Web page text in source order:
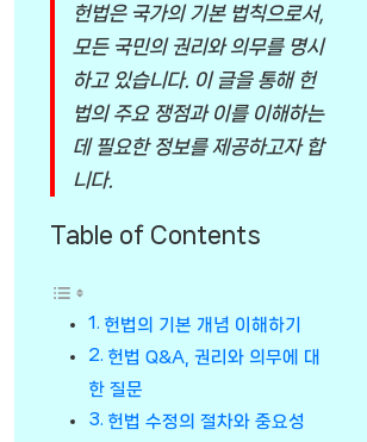
헌법은 국가의 기본 법칙으로서,
모든 국민의 권리와 의무를 명시
하고 있습니다. 이 글을 통해 헌
법의 주요 쟁점과 이를 이해하는
데 필요한 정보를 제공하고자 합
니다.
Table of Contents
헌법의 기본 개념 이해하기
헌법 Q&A, 권리와 의무에 대
한 질문
헌법 수정의 절차와 중요성